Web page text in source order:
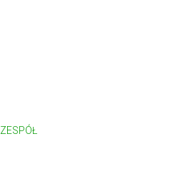
ZESPÓŁ